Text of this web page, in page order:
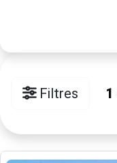
Filtres 1